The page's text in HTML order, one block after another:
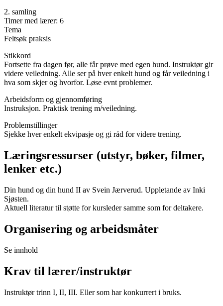
2. samling
Timer med lærer: 6
Tema
Feltsøk praksis
Stikkord
Fortsette fra dagen før, alle får prøve med egen hund. Instruktør gir
videre veiledning. Alle ser på hver enkelt hund og får veiledning i
hva som skjer og hvorfor. Løse evnt problemer.
Arbeidsform og gjennomføring
Instruksjon. Praktisk trening m/veiledning.
Problemstillinger
Sjekke hver enkelt ekvipasje og gi råd for videre trening.
Læringsressurser (utstyr, bøker, filmer,
lenker etc.)
Din hund og din hund II av Svein Jærverud. Uppletande av Inki
Sjøsten.
Aktuell literatur til støtte for kursleder samme som for deltakere.
Organisering og arbeidsmåter
Se innhold
Krav til lærer/instruktør
Instruktør trinn I, II, III. Eller som har konkurrert i bruks.